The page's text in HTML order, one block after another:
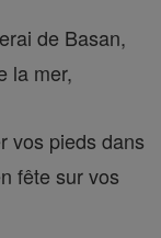
de Basan,
la mer,
vos pieds dans
fête sur vos